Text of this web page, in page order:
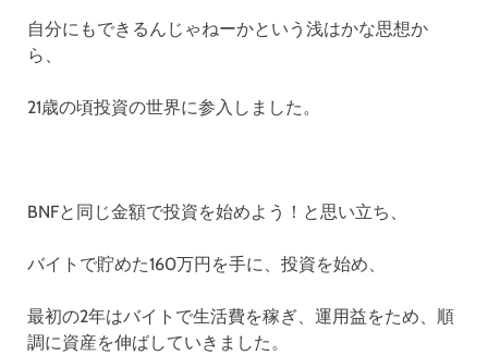
自分にもできるんじゃねーかという浅はかな思想か
ら、
21歳の頃投資の世界に参入しました。
BNFと同じ金額で投資を始めよう！と思い立ち、
バイトで貯めた160万円を手に、投資を始め、
最初の2年はバイトで生活費を稼ぎ、運用益をため、順
調に資産を伸ばしていきました。